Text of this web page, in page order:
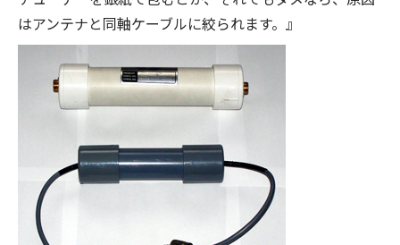
はアンテナと同軸ケーブルに絞られます。』